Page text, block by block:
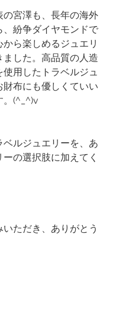
の宮澤も、長年の海外
、紛争ダイヤモンドで
ら楽しめるジュエリ
ました。高品質の人造
使用したトラベルジュ
財布にも優しくていい
。(^_^)v
ルジュエリーを、あ
の選択肢に加えてく
ただき、ありがとう